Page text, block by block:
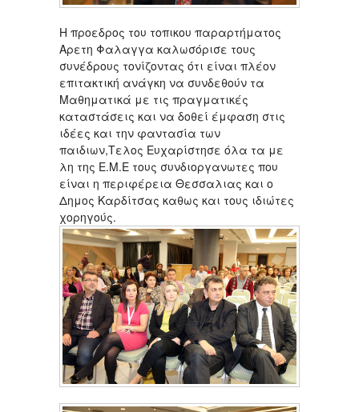
Η προεδρος του τοπικου παραρτήματος
Αρετη Φαλαγγα καλωσόρισε τους
συνέδρους τονίζοντας ότι είναι πλέον
επιτακτική ανάγκη να συνδεθούν τα
Μαθηματικά με τις πραγματικές
καταστάσεις και να δοθεί έμφαση στις
ιδέες και την φαντασία των
παιδιων,Τελος Ευχαρίστησε όλα τα με
λη της Ε.Μ.Ε τους συνδιοργανωτες που
είναι η περιφέρεια Θεσσαλιας και ο
Δημος Καρδίτσας καθως και τους ιδιώτες
χορηγούς.